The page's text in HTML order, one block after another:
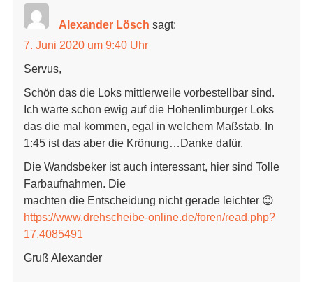
Alexander Lösch sagt:
7. Juni 2020 um 9:40 Uhr
Servus,
Schön das die Loks mittlerweile vorbestellbar sind.
Ich warte schon ewig auf die Hohenlimburger Loks
das die mal kommen, egal in welchem Maßstab. In
1:45 ist das aber die Krönung…Danke dafür.
Die Wandsbeker ist auch interessant, hier sind Tolle
Farbaufnahmen. Die
machten die Entscheidung nicht gerade leichter 😉
https://www.drehscheibe-online.de/foren/read.php?
17,4085491
Gruß Alexander